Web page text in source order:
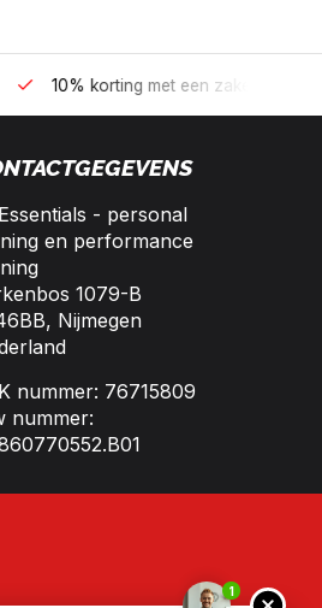
Biller! Bereikbaar per
- personal
en performance
1079-B
Nijmegen
nummer: 76715809
nummer:
1